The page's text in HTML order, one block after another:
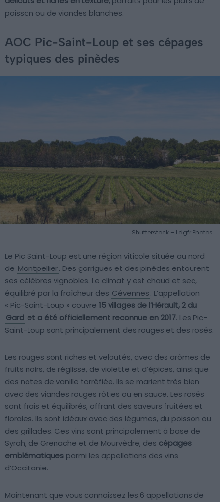
poisson ou de viandes blanches.
AOC Pic-Saint-Loup et ses cépages
typiques des pinèdes
Shutterstock – Ldgfr Photos
Le Pic Saint-Loup est une région viticole située au nord
de Montpellier. Des garrigues et des pinèdes entourent
ses célèbres vignobles. Le climat y est chaud et sec,
équilibré par la fraîcheur des Cévennes. L’appellation
« Pic-Saint-Loup » couvre 15 villages de l’Hérault, 2 du
Gard et a été officiellement reconnue en 2017. Les Pic-
Saint-Loup sont principalement des rouges et des rosés.
Les rouges sont riches et veloutés, avec des arômes de
fruits noirs, de réglisse, de violette et d’épices, ainsi que
des notes de vanille torréfiée. Ils se marient très bien
avec des viandes rouges rôties ou en sauce. Les rosés
sont frais et équilibrés, offrant des saveurs fruitées et
florales. Ils sont idéaux avec des légumes, du poisson ou
des grillades. Ces vins sont principalement à base de
Syrah, de Grenache et de Mourvèdre, des cépages
emblématiques parmi les appellations des vins
d’Occitanie.
Maintenant que vous connaissez les 6 appellations de